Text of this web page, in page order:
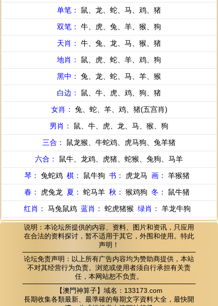
单笔： 鼠、龙、蛇、马、鸡、猪
双笔： 牛、虎、兔、羊、猴、狗
天肖： 牛、兔、龙、马、猴、猪
地肖： 鼠、虎、蛇、羊、鸡、狗
黑中： 兔、龙、蛇、马、羊、猴
白边： 鼠、牛、虎、鸡、狗、猪
女肖： 兔、蛇、羊、鸡、猪(五宫肖)
男肖： 鼠、牛、虎、龙、马、猴、狗
三合： 鼠龙猴、牛蛇鸡、虎马狗、兔羊猪
六合： 鼠牛、龙鸡、虎猪、蛇猴、兔狗、马羊
琴： 兔蛇鸡 棋： 鼠牛狗 书： 虎龙马 画： 羊猴猪
春：
虎兔龙 夏： 蛇马羊 秋： 猴鸡狗 冬： 鼠牛猪
红肖： 马兔鼠鸡 蓝肖： 蛇虎猪猴 绿肖： 羊龙牛狗
说明：本论坛所提供的内容、资料、图片和资讯，只应用
在合法的资料探讨，暂不适用于其它，外围和使用。特此
声明！
论坛免责声明：以上所有广告内容均为赞助商提供，本站
不对其经营行为负责。浏览或使用者须自行承担有关责
任，本网站恕不负责。
【澳門神算子】域名：133173.com
長期收集各類最新、最準確的每期文字資料大全，最快開